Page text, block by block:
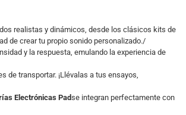
realistas y dinámicos, desde los clásicos kits de
de crear tu propio sonido personalizado./
y la respuesta, emulando la experiencia de
de transportar. ¡Llévalas a tus ensayos,
Electrónicas Padse integran perfectamente con